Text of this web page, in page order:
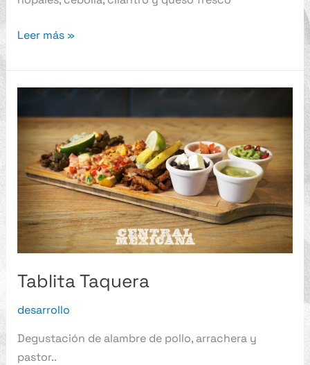
Leer más »
Tablita Taquera
desarrollo
Degustación de alambre de pollo, arrachera y
pastor..
Taquera